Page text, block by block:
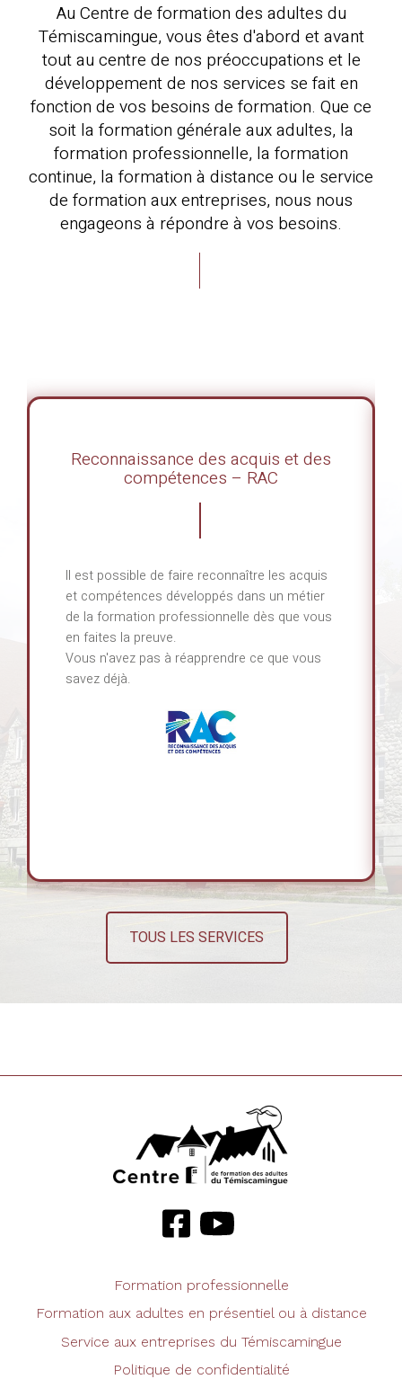
Au Centre de formation des adultes du
Témiscamingue, vous êtes d'abord et avant
tout au centre de nos préoccupations et le
développement de nos services se fait en
fonction de vos besoins de formation. Que ce
soit la formation générale aux adultes, la
formation professionnelle, la formation
continue, la formation à distance ou le service
de formation aux entreprises, nous nous
engageons à répondre à vos besoins.
Reconnaissance des acquis et des
compétences – RAC
Il est possible de faire reconnaître les acquis
et compétences développés dans un métier
de la formation professionnelle dès que vous
en faites la preuve.
Vous n'avez pas à réapprendre ce que vous
savez déjà.
TOUS LES SERVICES
Formation professionnelle
Formation aux adultes en présentiel ou à distance
Service aux entreprises du Témiscamingue
Politique de confidentialité